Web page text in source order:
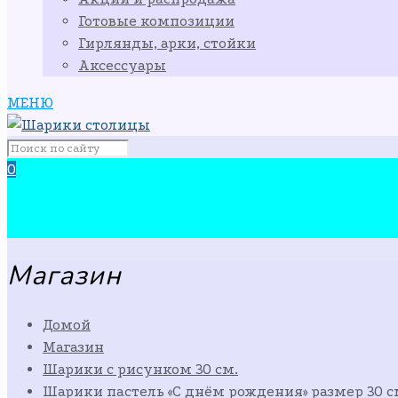
Готовые композиции
Гирлянды, арки, стойки
Аксессуары
МЕНЮ
0
Магазин
Домой
Магазин
Шарики с рисунком 30 см.
Шарики пастель «С днём рождения» размер 30